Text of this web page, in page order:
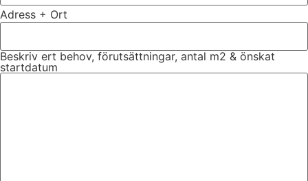
Adress + Ort
Beskriv ert behov, förutsättningar, antal m2 & önskat
startdatum